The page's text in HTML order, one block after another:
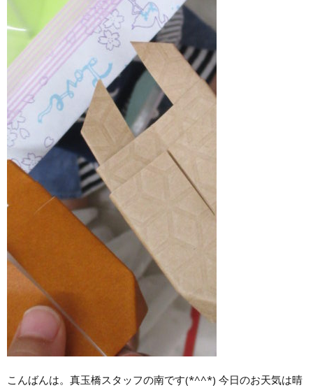
こんばんは。真玉橋スタッフの南です(*^^*) 今日のお天気は晴